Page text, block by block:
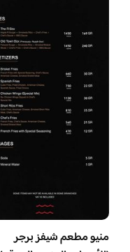
منيو مطعم شيفز برجر